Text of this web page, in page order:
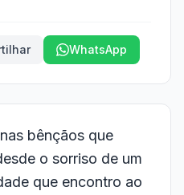
WhatsApp
bênçãos que
o sorriso de um
que encontro ao